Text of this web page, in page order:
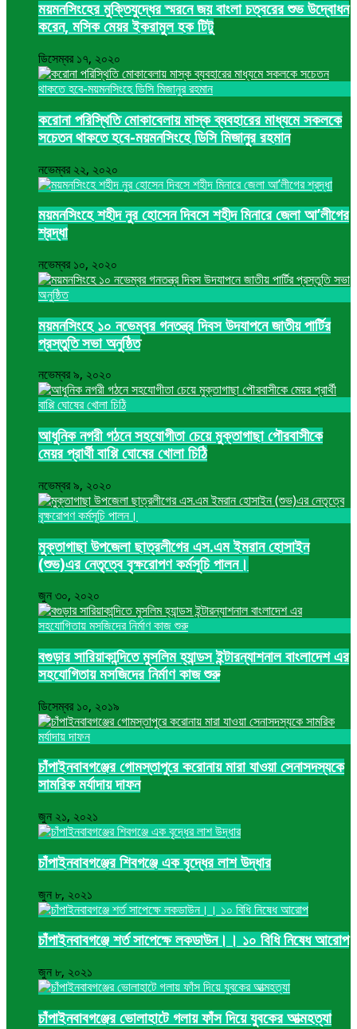
ময়মনসিংহের মুক্তিযুদ্ধের স্মরনে জয় বাংলা চত্বরের শুভ উদ্বোধন
করেন, মসিক মেয়র ইকরামুল হক টিটু
ডিসেম্বর ১৭, ২০২০
করোনা পরিস্থিতি মোকাবেলায় মাস্ক ব্যবহারের মাধ্যমে সকলকে
সচেতন থাকতে হবে-ময়মনসিংহে ডিসি মিজানুর রহমান
নভেম্বর ২২, ২০২০
ময়মনসিংহে শহীদ নুর হোসেন দিবসে শহীদ মিনারে জেলা আ’লীগের
শ্রদ্ধা
নভেম্বর ১০, ২০২০
ময়মনসিংহে ১০ নভেম্বর গনতন্ত্র দিবস উদযাপনে জাতীয় পার্টির
প্রস্তুতি সভা অনুষ্ঠিত
নভেম্বর ৯, ২০২০
আধুনিক নগরী গঠনে সহযোগীতা চেয়ে মুক্তাগাছা পৌরবাসীকে
মেয়র প্রার্থী বাপ্পি ঘোষের খোলা চিঠি
নভেম্বর ৯, ২০২০
মুক্তাগাছা উপজেলা ছাত্রলীগের এস.এম ইমরান হোসাইন
(শুভ)এর নেতৃত্বে বৃক্ষরোপণ কর্মসূচি পালন।
জুন ৩০, ২০২০
বগুড়ার সারিয়াকান্দিতে মুসলিম হ্যান্ডস ইন্টারন্যাশনাল বাংলাদেশ এর
সহযোগিতায় মসজিদের নির্মাণ কাজ শুরু
ডিসেম্বর ১০, ২০১৯
চাঁপাইনবাবগঞ্জের গোমস্তাপুরে করোনায় মারা যাওয়া সেনাসদস্যকে
সামরিক মর্যাদায় দাফন
জুন ২১, ২০২১
চাঁপাইনবাবগঞ্জের শিবগঞ্জে এক বৃদ্ধের লাশ উদ্ধার
জুন ৮, ২০২১
চাঁপাইনবাবগঞ্জে শর্ত সাপেক্ষে লকডাউন।। ১০ বিধি নিষেধ আরোপ
জুন ৮, ২০২১
চাঁপাইনবাবগঞ্জের ভোলাহাটে গলায় ফাঁস দিয়ে যুবকের আত্মহত্যা